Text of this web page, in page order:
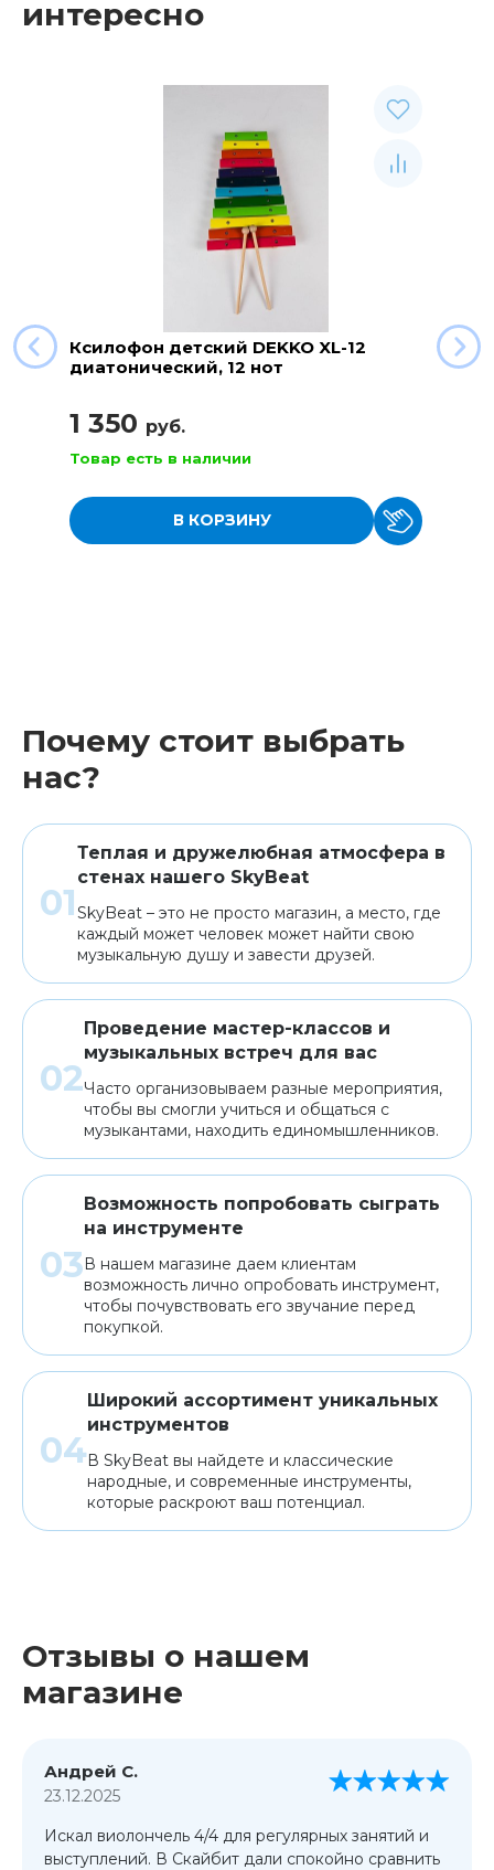
интересно
Ксилофон детский DEKKO XL-12
диатонический, 12 нот
1 350 руб.
Товар есть в наличии
В КОРЗИНУ
Почему стоит выбрать
нас?
Теплая и дружелюбная атмосфера в
стенах нашего SkyBeat
SkyBeat – это не просто магазин, а место, где
каждый может человек может найти свою
музыкальную душу и завести друзей.
Проведение мастер-классов и
музыкальных встреч для вас
Часто организовываем разные мероприятия,
чтобы вы смогли учиться и общаться с
музыкантами, находить единомышленников.
Возможность попробовать сыграть
на инструменте
В нашем магазине даем клиентам
возможность лично опробовать инструмент,
чтобы почувствовать его звучание перед
покупкой.
Широкий ассортимент уникальных
инструментов
В SkyBeat вы найдете и классические
народные, и современные инструменты,
которые раскроют ваш потенциал.
Отзывы о нашем
магазине
Андрей С.
23.12.2025
Искал виолончель 4/4 для регулярных занятий и
выступлений. В Скайбит дали спокойно сравнить